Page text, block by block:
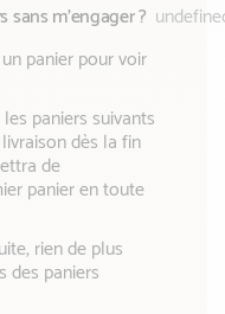
sans m’engager ?
panier pour voir
paniers suivants
dès la fin
de
panier en toute
rien de plus
des paniers